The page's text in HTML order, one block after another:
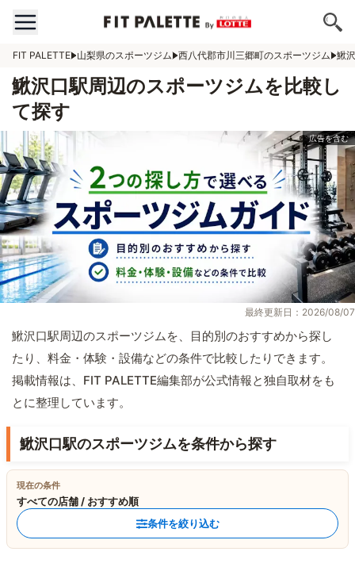
FIT PALETTE 山梨県のスポーツジム 西八代郡市川三郷町のスポーツジム 鰍
鰍沢口駅周辺のスポーツジムを比較し
て探す
最終更新日：2026/08/07
鰍沢口駅周辺のスポーツジムを、目的別のおすすめから探し
たり、料金・体験・設備などの条件で比較したりできます。
掲載情報は、FIT PALETTE編集部が公式情報と独自取材をも
とに整理しています。
鰍沢口駅のスポーツジムを条件から探す
現在の条件
すべての店舗 / おすすめ順
条件を絞り込む